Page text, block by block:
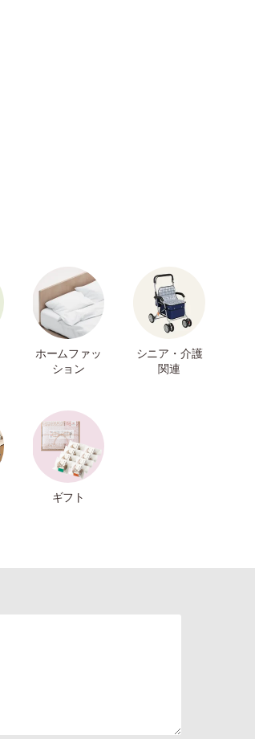
ホームファッ
ション
シニア・介護
関連
ギフト